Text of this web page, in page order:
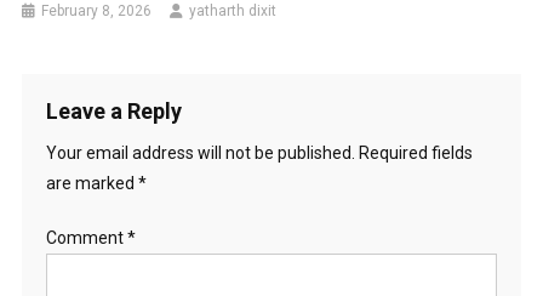
February 8, 2026 yatharth dixit
Leave a Reply
Your email address will not be published.
Required fields
are marked *
Comment*